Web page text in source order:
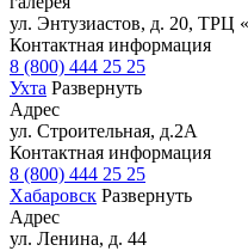
ул. Энтузиастов, д. 20, ТРЦ
Контактная информация
8 (800) 444 25 25
Ухта Развернуть
Адрес
ул. Строительная, д.2А
Контактная информация
8 (800) 444 25 25
Хабаровск Развернуть
Адрес
ул. Ленина, д. 44